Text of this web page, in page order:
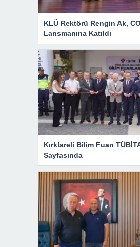
KLÜ Rektörü Rengin Ak,
Lansmanına Katıldı
Kırklareli Bilim Fuarı
Sayfasında